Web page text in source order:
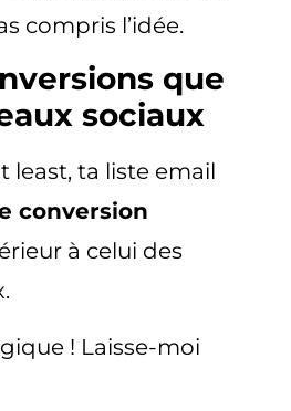
compris l’idée.
que
sociaux
least, ta liste email
conversion
à celui des
! Laisse-moi